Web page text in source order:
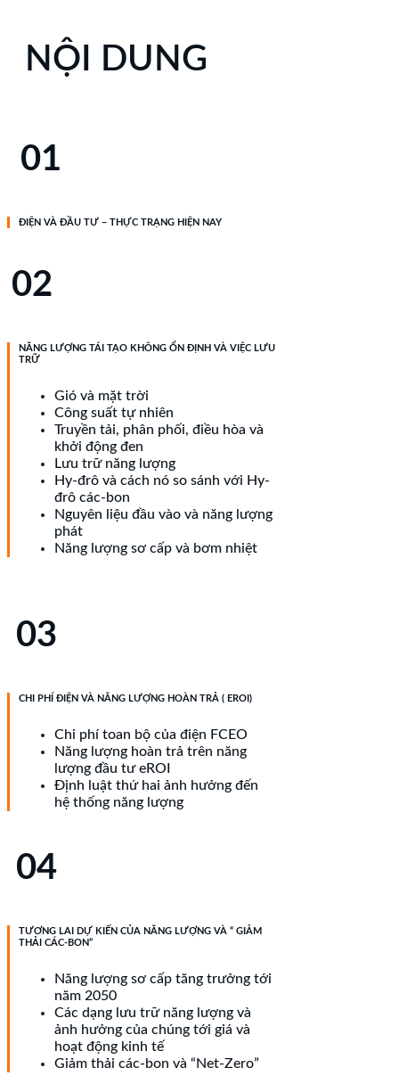
NỘI DUNG
01
ĐIỆN VÀ ĐẦU TƯ – THỰC TRẠNG HIỆN NAY
02
NĂNG LƯỢNG TÁI TẠO KHÔNG ỔN ĐỊNH VÀ VIỆC LƯU
TRỮ
Gió và mặt trời
Công suất tự nhiên
Truyền tải, phân phối, điều hòa và
khởi động đen
Lưu trữ năng lượng
Hy-đrô và cách nó so sánh với Hy-
đrô các-bon
Nguyên liệu đầu vào và năng lượng
phát
Năng lượng sơ cấp và bơm nhiệt
03
CHI PHÍ ĐIỆN VÀ NĂNG LƯỢNG HOÀN TRẢ ( EROI)
Chi phí toan bộ của điện FCEO
Năng lượng hoàn trả trên năng
lượng đầu tư eROI
Định luật thứ hai ảnh hưởng đến
hệ thống năng lượng
04
TƯƠNG LAI DỰ KIẾN CỦA NĂNG LƯỢNG VÀ “ GIẢM
THẢI CÁC-BON”
Năng lượng sơ cấp tăng trưởng tới
năm 2050
Các dạng lưu trữ năng lượng và
ảnh hưởng của chúng tới giá và
hoạt động kinh tế
Giảm thải các-bon và “Net-Zero”